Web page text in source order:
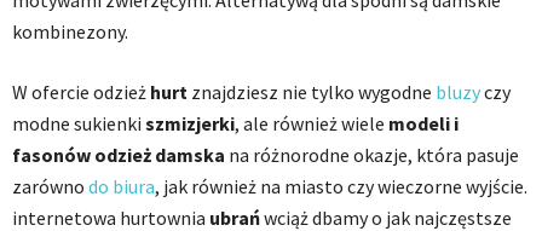
kombinezony.
W ofercie odzież hurt znajdziesz nie tylko wygodne bluzyczy
modne sukienki szmizjerki, ale również wiele modeli i
fasonów odzież damska na różnorodne okazje, która pasuje
zarówno do biura, jak również na miasto czy wieczorne wyjście.
internetowa hurtownia ubrańwciąż dbamy o jak najczęstsze